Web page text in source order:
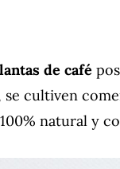
de café
se cultiven
natural y